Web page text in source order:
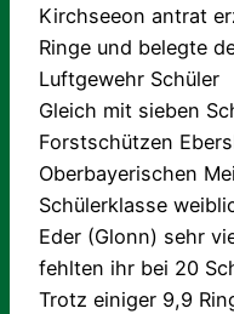
Kirchseeon antrat
Ringe und belegte
Luftgewehr Schüler
Gleich mit sieben
Forstschützen
Oberbayerischen
Schülerklasse
Eder (Glonn) sehr
fehlten ihr bei 20
Trotz einiger 9,9